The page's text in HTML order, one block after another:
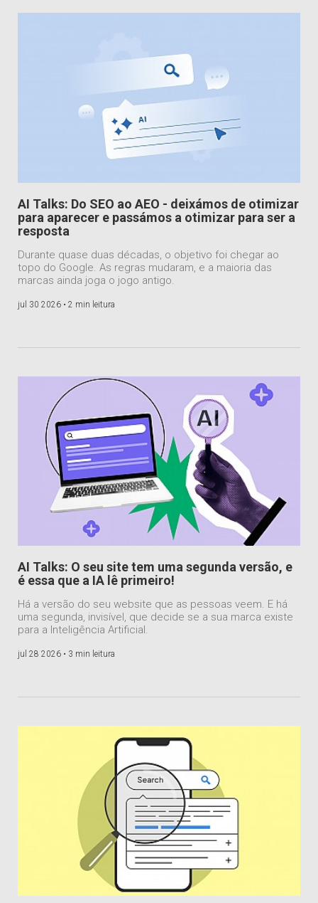
AI Talks: Do SEO ao AEO - deixámos de otimizar
para aparecer e passámos a otimizar para ser a
resposta
Durante quase duas décadas, o objetivo foi chegar ao
topo do Google. As regras mudaram, e a maioria das
marcas ainda joga o jogo antigo.
jul 30 2026 • 2 min leitura
AI Talks: O seu site tem uma segunda versão, e
é essa que a IA lê primeiro!
Há a versão do seu website que as pessoas veem. E há
uma segunda, invisível, que decide se a sua marca existe
para a Inteligência Artificial.
jul 28 2026 • 3 min leitura